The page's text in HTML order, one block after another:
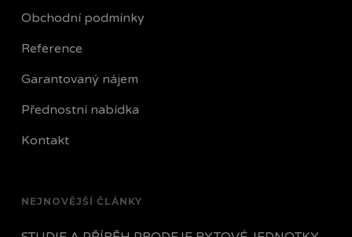
Obchodní podmínky
Reference
Garantovaný nájem
Přednostní nabídka
Kontakt
NEJNOVĚJŠÍ ČLÁNKY